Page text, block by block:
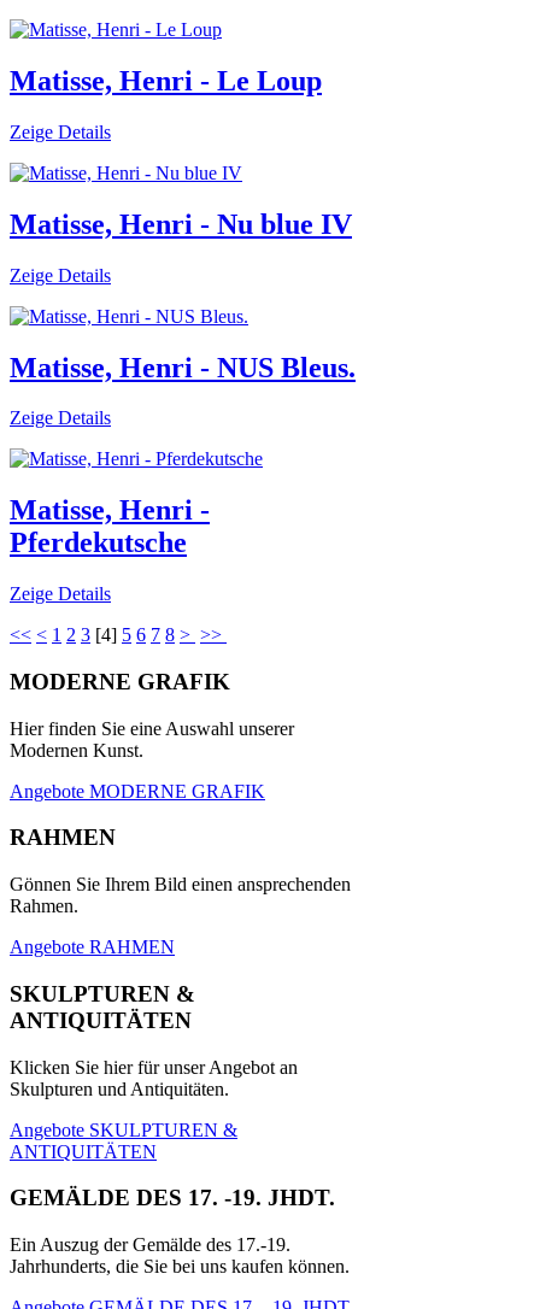
Matisse, Henri - Le Loup
Zeige Details
Matisse, Henri - Nu blue IV
Zeige Details
Matisse, Henri - NUS Bleus.
Zeige Details
Matisse, Henri -
Pferdekutsche
Zeige Details
<< < 1 2 3 [4] 5 6 7 8 > >>
MODERNE GRAFIK
Hier finden Sie eine Auswahl unserer
Modernen Kunst.
Angebote MODERNE GRAFIK
RAHMEN
Gönnen Sie Ihrem Bild einen ansprechenden
Rahmen.
Angebote RAHMEN
SKULPTUREN &
ANTIQUITÄTEN
Klicken Sie hier für unser Angebot an
Skulpturen und Antiquitäten.
Angebote SKULPTUREN &
ANTIQUITÄTEN
GEMÄLDE DES 17. -19. JHDT.
Ein Auszug der Gemälde des 17.-19.
Jahrhunderts, die Sie bei uns kaufen können.